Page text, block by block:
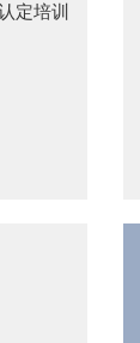
定培训